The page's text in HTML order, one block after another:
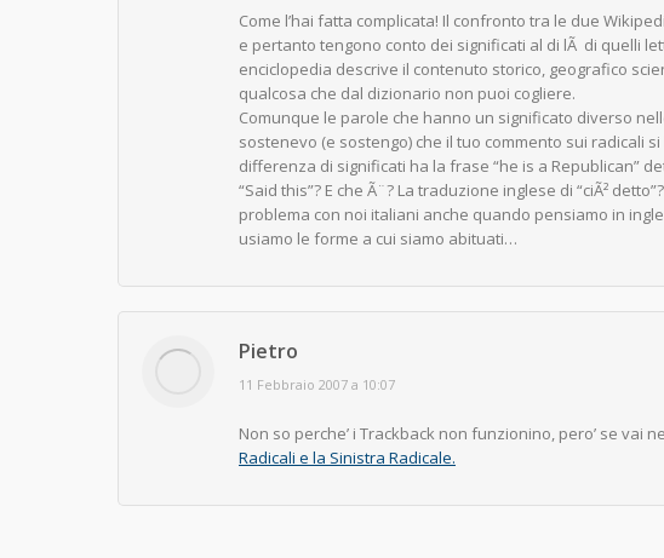
Come l’hai fatta complicata! Il confronto tra le due
e pertanto tengono conto dei significati al di lÃ di quelli
enciclopedia descrive il contenuto storico, geografico
qualcosa che dal dizionario non puoi cogliere.
Comunque le parole che hanno un significato diverso
sostenevo (e sostengo) che il tuo commento sui radicali
differenza di significati ha la frase “he is a Republican”
“Said this”? E che Ã¨? La traduzione inglese di “ciÃ²
problema con noi italiani anche quando pensiamo in
usiamo le forme a cui siamo abituati…
Pietro
says:
11 Febbraio 2007 a 10:07
Non so perche’ i Trackback non funzionino, pero’ se
Radicali e la Sinistra Radicale.